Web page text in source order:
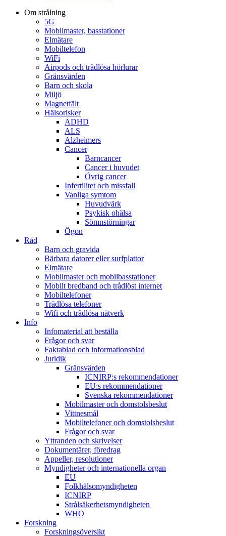
Om strålning
5G
Mobilmaster, basstationer
Elmätare
Mobiltelefon
WiFi
Airpods och trådlösa hörlurar
Gränsvärden
Barn och skola
Miljö
Magnetfält
Hälsorisker
ADHD
ALS
Alzheimers
Cancer
Barncancer
Cancer i huvudet
Övrig cancer
Infertilitet och missfall
Vanliga symtom
Huvudvärk
Psykisk ohälsa
Sömnstörningar
Ögon
Råd
Barn och gravida
Bärbara datorer eller surfplattor
Elmätare
Mobilmaster och mobilbasstationer
Mobilt bredband och trådlöst internet
Mobiltelefoner
Trådlösa telefoner
Wifi och trådlösa nätverk
Info
Infomaterial att beställa
Frågor och svar
Faktablad och informationsblad
Juridik
Gränsvärden
ICNIRP:s rekommendationer
EU:s rekommendationer
Svenska rekommendationer
Mobilmaster och domstolsbeslut
Vittnesmål
Mobiltelefoner och domstolsbeslut
Frågor och svar
Yttranden och skrivelser
Dokumentärer, föredrag
Appeller, resolutioner
Myndigheter och internationella organ
EU
Folkhälsomyndigheten
ICNIRP
Strålsäkerhetsmyndigheten
WHO
Forskning
Forskningsöversikt